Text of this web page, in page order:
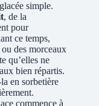
simple.
, de la
pour
ce temps,
des morceaux
qu’elles ne
bien répartis.
en sorbetière
commence à